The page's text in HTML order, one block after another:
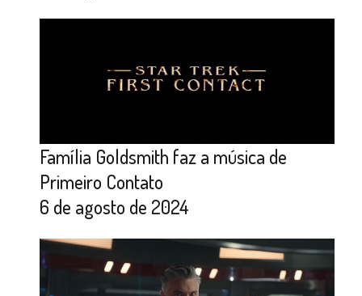
Família Goldsmith faz a música de
Primeiro Contato
6 de agosto de 2024